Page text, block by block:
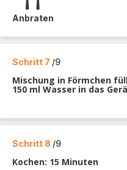
Anbraten
Schritt 7 /9
Mischung in Förmchen
150 ml Wasser in das
Schritt 8 /9
Kochen: 15 Minuten